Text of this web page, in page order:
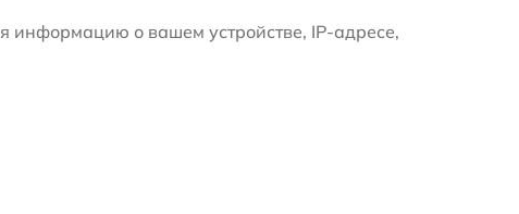
о вашем устройстве, IP-адресе,